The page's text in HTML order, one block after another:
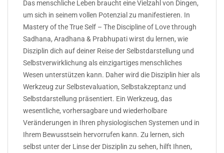
Das menschliche Leben braucht eine Vielzahl von Dingen,
um sich in seinem vollen Potenzial zu manifestieren. In
Mastery of the True Self – The Discipline of Love through
Sadhana, Aradhana & Prabhupati wirst du lernen, wie
Disziplin dich auf deiner Reise der Selbstdarstellung und
Selbstverwirklichung als einzigartiges menschliches
Wesen unterstützen kann. Daher wird die Disziplin hier als
Werkzeug zur Selbstevaluation, Selbstakzeptanz und
Selbstdarstellung präsentiert. Ein Werkzeug, das
wesentliche, vorhersagbare und wiederholbare
Veränderungen in Ihren physiologischen Systemen und in
Ihrem Bewusstsein hervorrufen kann. Zu lernen, sich
selbst unter der Linse der Disziplin zu sehen, hilft Ihnen,